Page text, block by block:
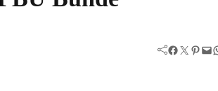
Facebook Twitter Pinterest Mail WhatsApp